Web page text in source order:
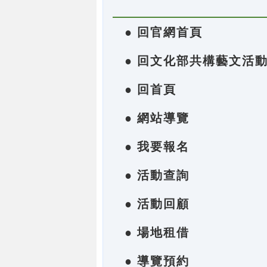
● 回官網首頁
● 回文化部共構藝文活
● 回首頁
● 網站導覽
● 我要報名
● 活動查詢
● 活動回顧
● 場地租借
● 導覽預約